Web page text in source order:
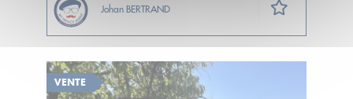
Johan BERTRAND
VENTE